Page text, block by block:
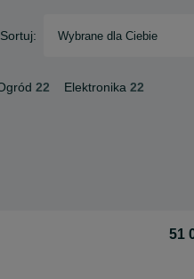
Sortuj: Wybrane dla Ciebie
22 Elektronika 22
51